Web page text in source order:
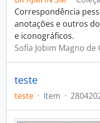
Correspondência
anotações e outros
e iconográficos.
Sofia Jobim Magno de
teste
teste · Item ·